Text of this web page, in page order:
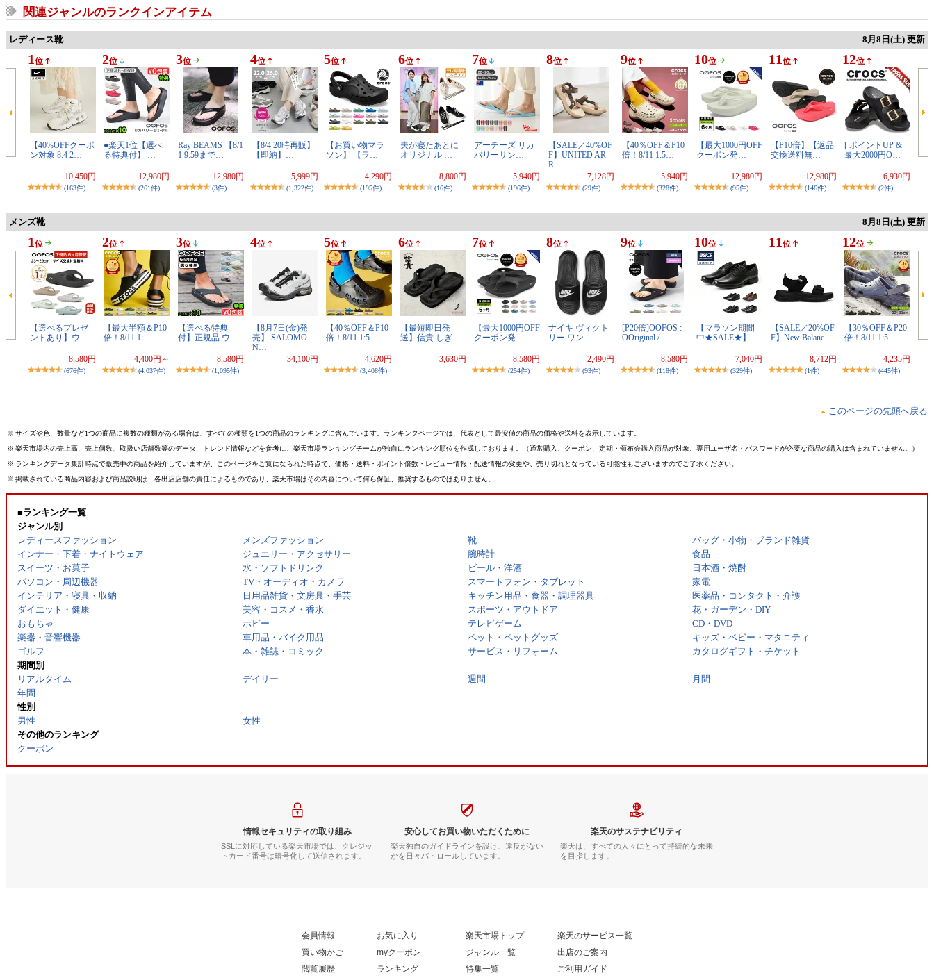
関連ジャンルのランクインアイテム
レディース靴 8月8日(土) 更新
1 位
【40%OFFクーポ
ン対象 8.4 2…
10,450円
(163件)
2位
●楽天1位【選べ
る特典付】 …
12,980円
(261件)
3位
Ray BEAMS 【8/1
1 9:59まで…
12,980円
(3件)
4位
【8/4 20時再販】
【即納】…
5,999円
(1,322件)
5位
【お買い物マラ
ソン】 【ラ…
4,290円
(195件)
6位
夫が寝たあとに
オリジナル …
8,800円
(16件)
7位
アーチーズ リカ
バリーサン…
5,940円
(196件)
8位
【SALE／40%OF
F】UNITED AR
R…
7,128円
(29件)
9位
【40％OFF＆P10
倍！8/11 1:5…
5,940円
(328件)
10位
【最大1000円OFF
クーポン発…
12,980円
(95件)
11 位
【P10倍】【返品
交換送料無…
12,980円
(146件)
12位
[ ポイントUP &
最大2000円O…
6,930円
(2件)
メンズ靴 8月8日(土) 更新
1 位
【選べるプレゼ
ントあり】ウ…
8,580円
(676件)
2位
【最大半額＆P10
倍！8/11 1:…
4,400円～
(4,037件)
3位
【選べる特典
付】正規品 ウ…
8,580円
(1,095件)
4位
【8月7日(金)発
売】 SALOMO
N…
34,100円
5位
【40％OFF＆P10
倍！8/11 1:5…
4,620円
(3,408件)
6位
【最短即日発
送】信貴 しぎ …
3,630円
7位
【最大1000円OFF
クーポン発…
8,580円
(254件)
8位
ナイキ ヴィクト
リー ワン …
2,490円
(93件)
9位
[P20倍]OOFOS :
OOriginal /…
8,580円
(118件)
10位
【マラソン期間
中★SALE★】…
7,040円
(329件)
11 位
【SALE／20%OF
F】New Balanc…
8,712円
(1件)
12位
【30％OFF＆P20
倍！8/11 1:5…
4,235円
(445件)
このページの先頭へ戻る
※ サイズや色、数量など1つの商品に複数の種類がある場合は、すべての種類を1つの商品のランキングに含んでいます。ランキングページでは、代表として最安値の商品の価格や送料を表示しています。
※ 楽天市場内の売上高、売上個数、取扱い店舗数等のデータ、トレンド情報などを参考に、楽天市場ランキングチームが独自にランキング順位を作成しております。（通常購入、クーポン、定期・頒布会購入商品が対象。専用ユーザ名・パスワードが必要な商品の購入は含まれていません。）
※ ランキングデータ集計時点で販売中の商品を紹介していますが、このページをご覧になられた時点で、価格・送料・ポイント倍数・レビュー情報・配送情報の変更や、売り切れとなっている可能性もございますのでご了承ください。
※ 掲載されている商品内容および商品説明は、各出店店舗の責任によるものであり、楽天市場はその内容について何ら保証、推奨するものではありません。
■ランキング一覧
ジャンル別
レディースファッション
メンズファッション 靴
バッグ・小物・ブランド雑貨
インナー・下着・ナイトウェア
ジュエリー・アクセサリー 腕時計
食品
スイーツ・お菓子
水・ソフトドリンク ビール・洋酒
日本酒・焼酎
パソコン・周辺機器
TV・オーディオ・カメラ スマートフォン・タブレット
家電
インテリア・寝具・収納
日用品雑貨・文房具・手芸 キッチン用品・食器・調理器具
医薬品・コンタクト・介護
ダイエット・健康
美容・コスメ・香水 スポーツ・アウトドア
花・ガーデン・DIY
おもちゃ
ホビー テレビゲーム
CD・DVD
楽器・音響機器
車用品・バイク用品 ペット・ペットグッズ
キッズ・ベビー・マタニティ
ゴルフ
本・雑誌・コミック サービス・リフォーム
カタログギフト・チケット
期間別
リアルタイム
デイリー 週間
月間
年間
性別
男性
女性
その他のランキング
クーポン
情報セキュリティの取り組み
SSLに対応している楽天市場では、クレジッ
トカード番号は暗号化して送信されます。
安心してお買い物いただくために
楽天独自のガイドラインを設け、違反がない
かを日々パトロールしています。
楽天のサステナビリティ
楽天は、すべての人々にとって持続的な未来
を目指します。
会員情報
買い物かご
閲覧履歴
お気に入り
myクーポン
ランキング
楽天市場トップ
ジャンル一覧
特集一覧
楽天のサービス一覧
出店のご案内
ご利用ガイド